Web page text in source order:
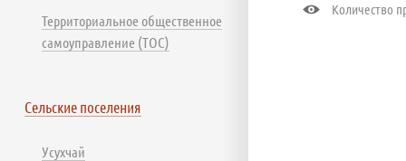
Количество
Территориальное общественное
самоуправление (ТОС)
Сельские поселения
Усухчай